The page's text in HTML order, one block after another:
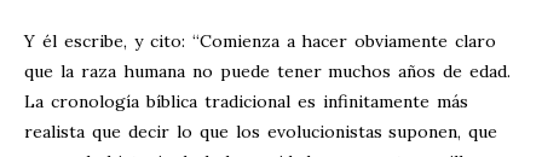
Y él escribe, y cito: “Comienza a hacer obviamente claro
que la raza humana no puede tener muchos años de edad.
La cronología bíblica tradicional es infinitamente más
realista que decir lo que los evolucionistas suponen, que